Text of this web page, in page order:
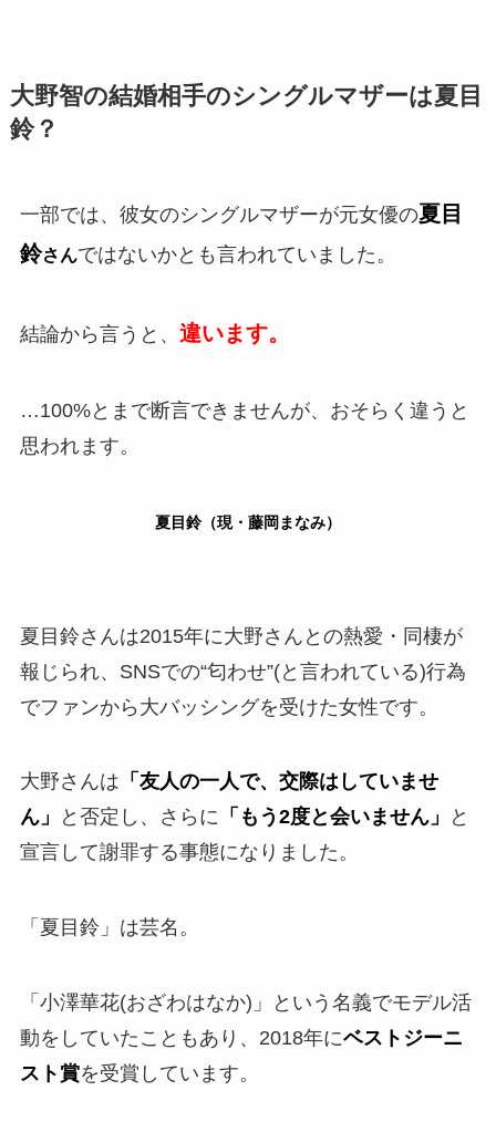
大野智の結婚相手のシングルマザーは夏目
鈴？
一部では、彼女のシングルマザーが元女優の夏目
鈴さんではないかとも言われていました。
結論から言うと、 違います。
…100%とまで断言できませんが、おそらく違うと
思われます。
夏目鈴（現・藤岡まなみ）
夏目鈴さんは2015年に大野さんとの熱愛・同棲が
報じられ、SNSでの“匂わせ”(と言われている)行為
でファンから大バッシングを受けた女性です。
大野さんは 「友人の一人で、交際はしていませ
ん」
と否定し、さらに 「もう2度と会いません」
と
宣言して謝罪する事態になりました。
「夏目鈴」は芸名。
「小澤華花(おざわはなか)」という名義でモデル活
動をしていたこともあり、2018年にベストジーニ
スト賞を受賞しています。